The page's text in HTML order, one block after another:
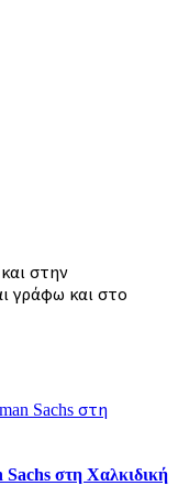
στην
γράφω και στο
Sachs στη Χαλκιδική